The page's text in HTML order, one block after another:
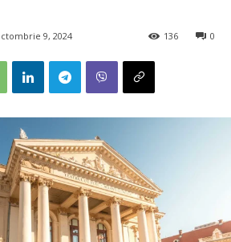
9, 2024 0
136